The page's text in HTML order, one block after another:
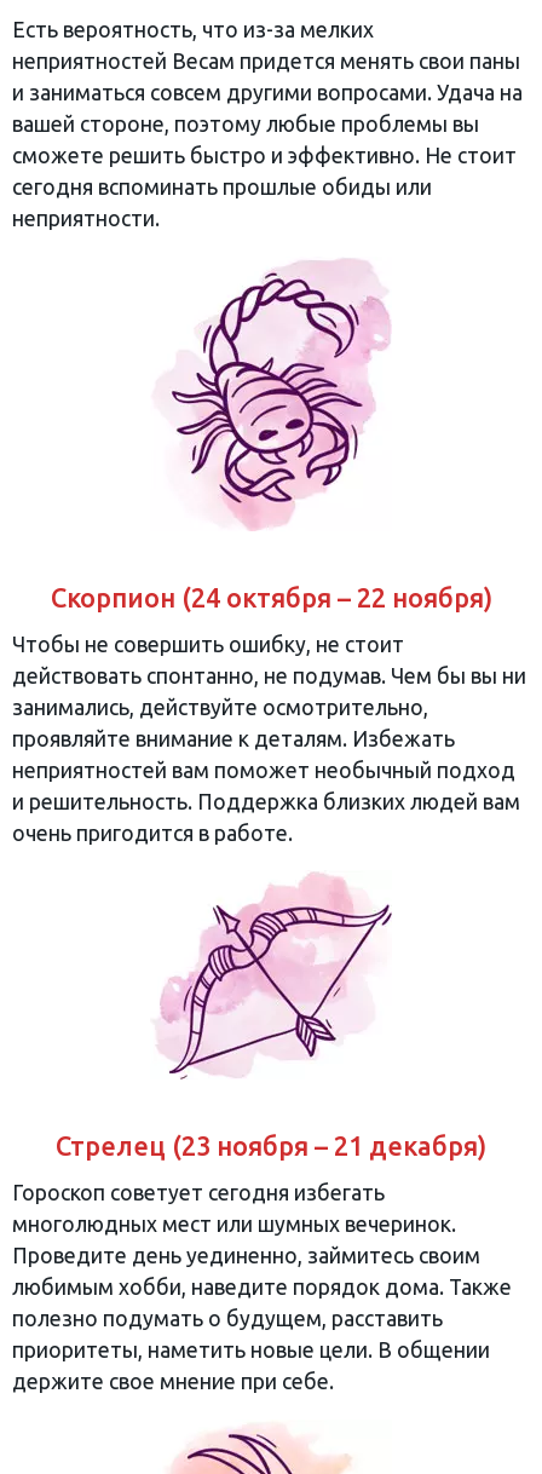
Есть вероятность, что из-за мелких
неприятностей Весам придется менять свои паны
и заниматься совсем другими вопросами. Удача на
вашей стороне, поэтому любые проблемы вы
сможете решить быстро и эффективно. Не стоит
сегодня вспоминать прошлые обиды или
неприятности.
Скорпион (24 октября – 22 ноября)
Чтобы не совершить ошибку, не стоит
действовать спонтанно, не подумав. Чем бы вы ни
занимались, действуйте осмотрительно,
проявляйте внимание к деталям. Избежать
неприятностей вам поможет необычный подход
и решительность. Поддержка близких людей вам
очень пригодится в работе.
Стрелец (23 ноября – 21 декабря)
Гороскоп советует сегодня избегать
многолюдных мест или шумных вечеринок.
Проведите день уединенно, займитесь своим
любимым хобби, наведите порядок дома. Также
полезно подумать о будущем, расставить
приоритеты, наметить новые цели. В общении
держите свое мнение при себе.